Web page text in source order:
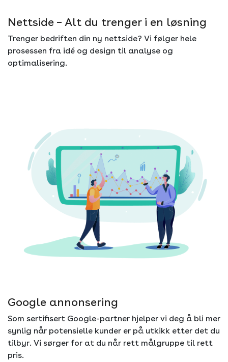
Nettside – Alt du trenger i en løsning
Trenger bedriften din ny nettside? Vi følger hele
prosessen fra idé og design til analyse og
optimalisering.
Google annonsering
Som sertifisert Google-partner hjelper vi deg å bli mer
synlig når potensielle kunder er på utkikk etter det du
tilbyr. Vi sørger for at du når rett målgruppe til rett
pris.